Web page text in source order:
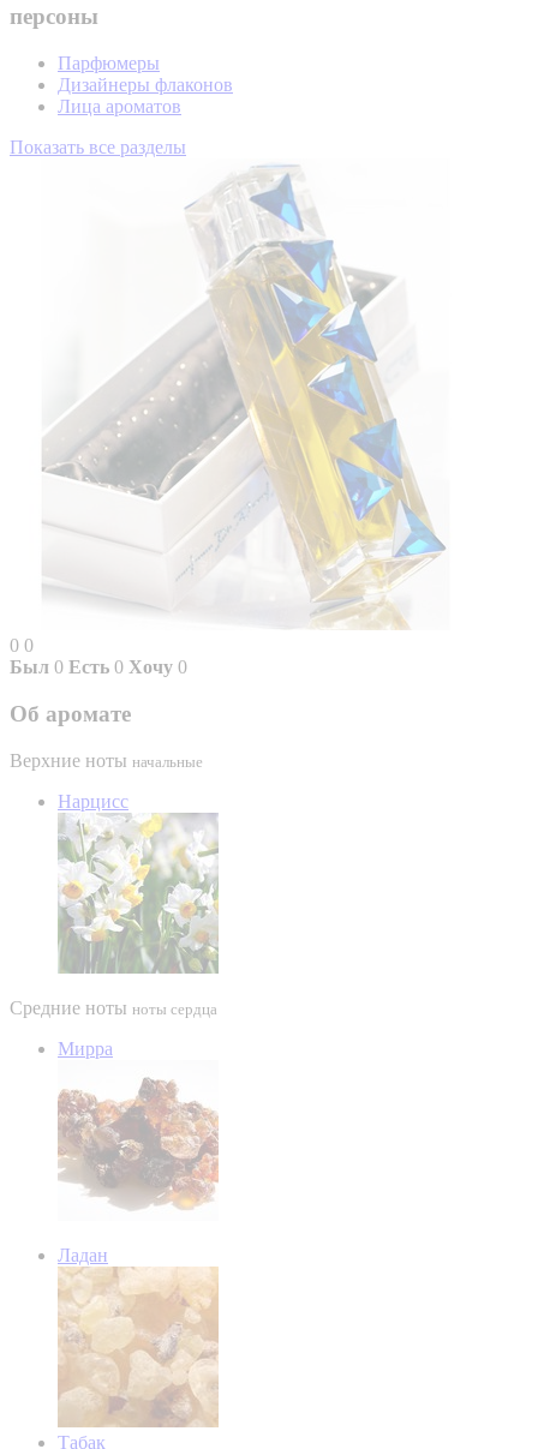
персоны
Парфюмеры
Дизайнеры флаконов
Лица ароматов
Показать все разделы
0 0
Был 0 Есть 0 Хочу 0
Об аромате
Верхние ноты начальные
Нарцисс
Средние ноты ноты сердца
Мирра
Ладан
Табак